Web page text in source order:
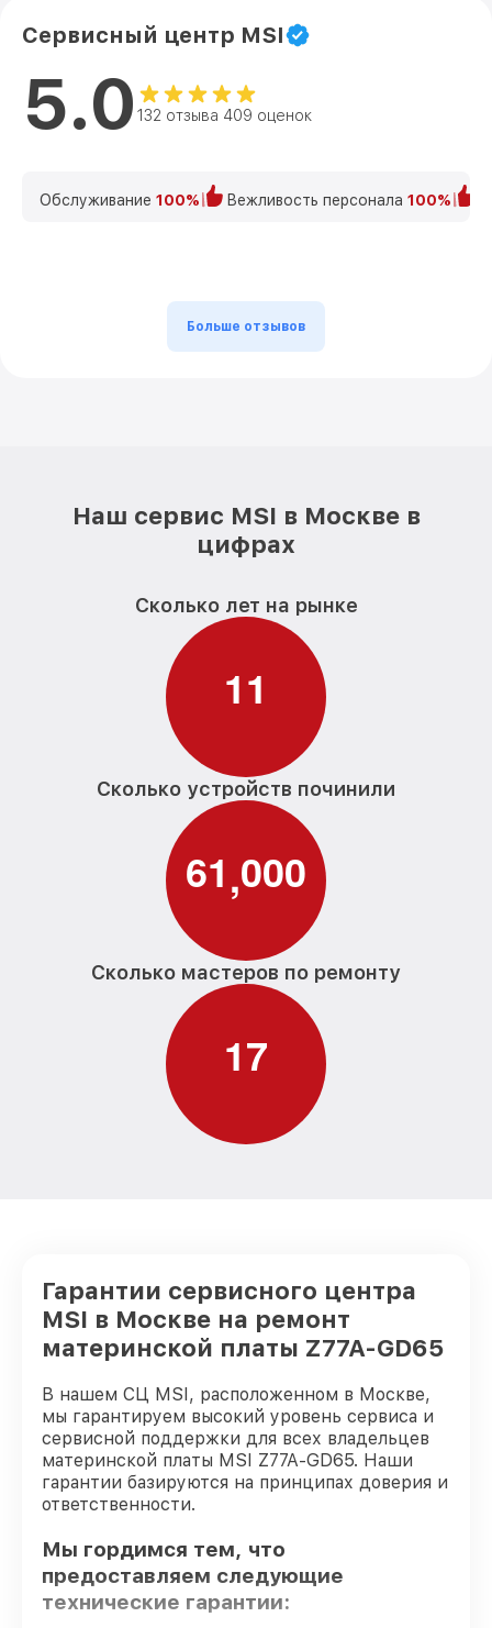
Сервисный центр MSI
5.0 132 отзыва 409 оценок
Обслуживание 100% Вежливость персонала 100%
Больше отзывов
Наш сервис MSI в Москве в
цифрах
Сколько лет на рынке
11
Сколько устройств починили
61,000
Сколько мастеров по ремонту
17
Гарантии сервисного центра
MSI в Москве на ремонт
материнской платы Z77A-GD65
В нашем СЦ MSI, расположенном в Москве,
мы гарантируем высокий уровень сервиса и
сервисной поддержки для всех владельцев
материнской платы MSI Z77A-GD65. Наши
гарантии базируются на принципах доверия и
ответственности.
Мы гордимся тем, что
предоставляем следующие
технические гарантии: